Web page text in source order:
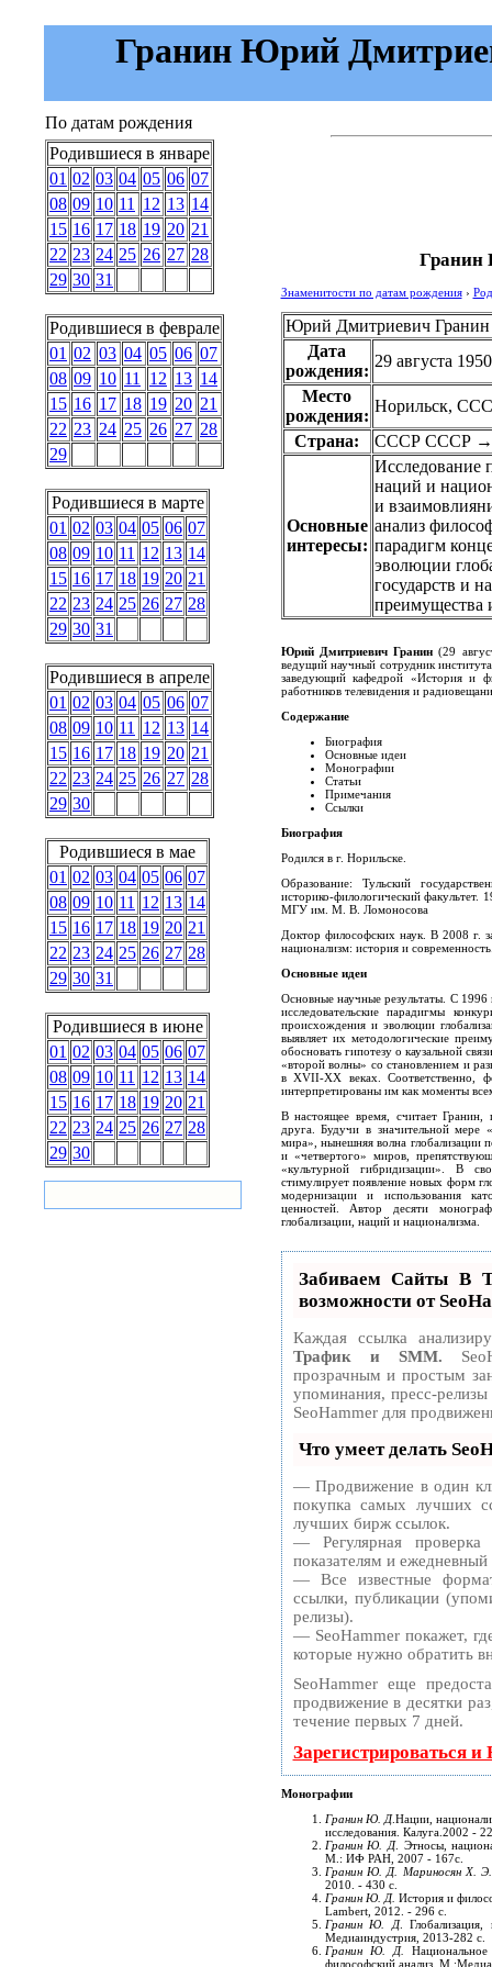
Гранин Юрий
По датам рождения
Родившиеся в январе
01 02 03 04 05 06 07
08 09 10 11 12 13 14
15 16 17 18 19 20 21
22 23 24 25 26 27 28
29 30 31
Родившиеся в феврале
01 02 03 04 05 06 07
08 09 10 11 12 13 14
15 16 17 18 19 20 21
22 23 24 25 26 27 28
29
Родившиеся в марте
01 02 03 04 05 06 07
08 09 10 11 12 13 14
15 16 17 18 19 20 21
22 23 24 25 26 27 28
29 30 31
Родившиеся в апреле
01 02 03 04 05 06 07
08 09 10 11 12 13 14
15 16 17 18 19 20 21
22 23 24 25 26 27 28
29 30
Родившиеся в мае
01 02 03 04 05 06 07
08 09 10 11 12 13 14
15 16 17 18 19 20 21
22 23 24 25 26 27 28
29 30 31
Родившиеся в июне
01 02 03 04 05 06 07
08 09 10 11 12 13 14
15 16 17 18 19 20 21
22 23 24 25 26 27 28
29 30
Гранин
Знаменитости по датам рождения›
Юрий Дмитриевич Гранин
Дата
рождения:
29 августа 1950
Место
рождения:
Норильск,
Страна:
СССРСССР→
Основные
интересы:
Исследование
наций и
и
анализ
парадигм
эволюции
государств и
преимущества
Юрий Дмитриевич Гранин (29
ведущий научный сотрудник
заведующий кафедрой «История и
работников телевидения и
Содержание
Биография
Основные идеи
Монографии
Статьи
Примечания
Ссылки
Биография
Родился в г. Норильске.
Образование: Тульский
историко-филологический
МГУ им. М. В. Ломоносова
Доктор философских наук. В 2008 г.
национализм: история и
Основные идеи
Основные научные результаты. С 1996
исследовательские парадигмы
происхождения и эволюции
выявляет их методологические
обосновать гипотезу о каузальной
«второй волны» со становлением и
в XVII-XX веках. Соответственно,
интерпретированы им как моменты
В настоящее время, считает Гранин,
друга. Будучи в значительной мере
мира», нынешняя волна глобализации
и «четвертого» миров,
«культурной гибридизации». В
стимулирует появление новых форм
модернизации и использования
ценностей. Автор десяти
глобализации, наций и национализма.
Забиваем Сайты
возможности от
Каждая ссылка
Трафик и SMM.
прозрачным и простым
упоминания, пресс-
SeoHammer для
Что умеет делать
— Продвижение в один
покупка самых лучших
лучших бирж ссылок.
— Регулярная
показателям и ежедневный
— Все известные
ссылки, публикации
релизы).
— SeoHammer покажет,
которые нужно обратить
SeoHammer еще
продвижение в десятки
течение первых 7 дней.
Зарегистрироваться
Монографии
Гранин Ю. Д.Нации,
исследования. Калуга.2002 -
Гранин Ю. Д. Этносы,
М.: ИФ РАН, 2007 - 167с.
Гранин Ю. Д. Мариносян Х. Э.
2010. - 430 с.
Гранин Ю. Д. История и
Lambert, 2012. - 296 с.
Гранин Ю. Д.
Медиаиндустрия, 2013-282 с.
Гранин Ю. Д.
философский анализ.